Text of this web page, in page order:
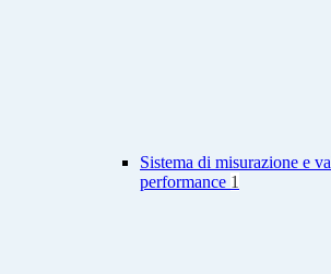
Sistema di misurazione e
performance 1